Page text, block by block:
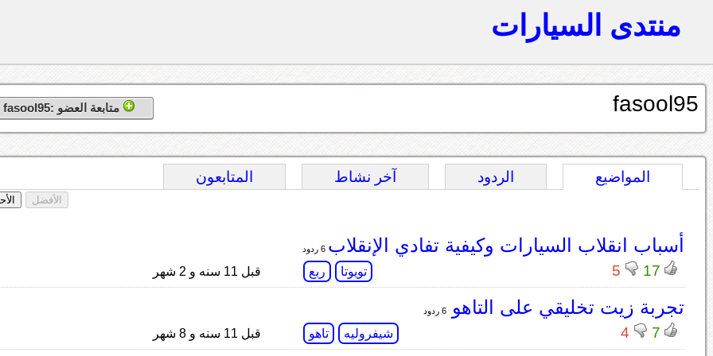
منتدى السيارات
fasool95 متابعة العضو :fasool95
المواضيع الردود آخر نشاط المتابعون
الأفضل
أسباب انقلاب السيارات وكيفية تفادي الإنقلاب 6 ردود
17
5 تويوتا ربع قبل 11 سنه و 2 شهر
تجربة زيت تخليقي على التاهو6 ردود
7
4 شيفروليه تاهو قبل 11 سنه و 8 شهر